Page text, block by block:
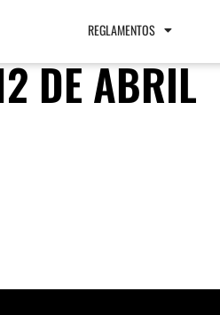
REGLAMENTOS
DE ABRIL